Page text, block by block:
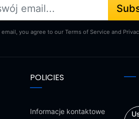
you agree to our Terms of Service and
POLICIES
Informacje kontaktowe